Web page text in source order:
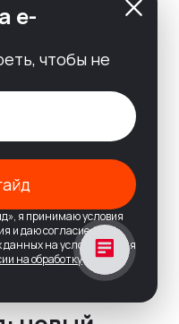
e-
чтобы не
я принимаю условия
и даю согласие на
на условиях и для
на обработку